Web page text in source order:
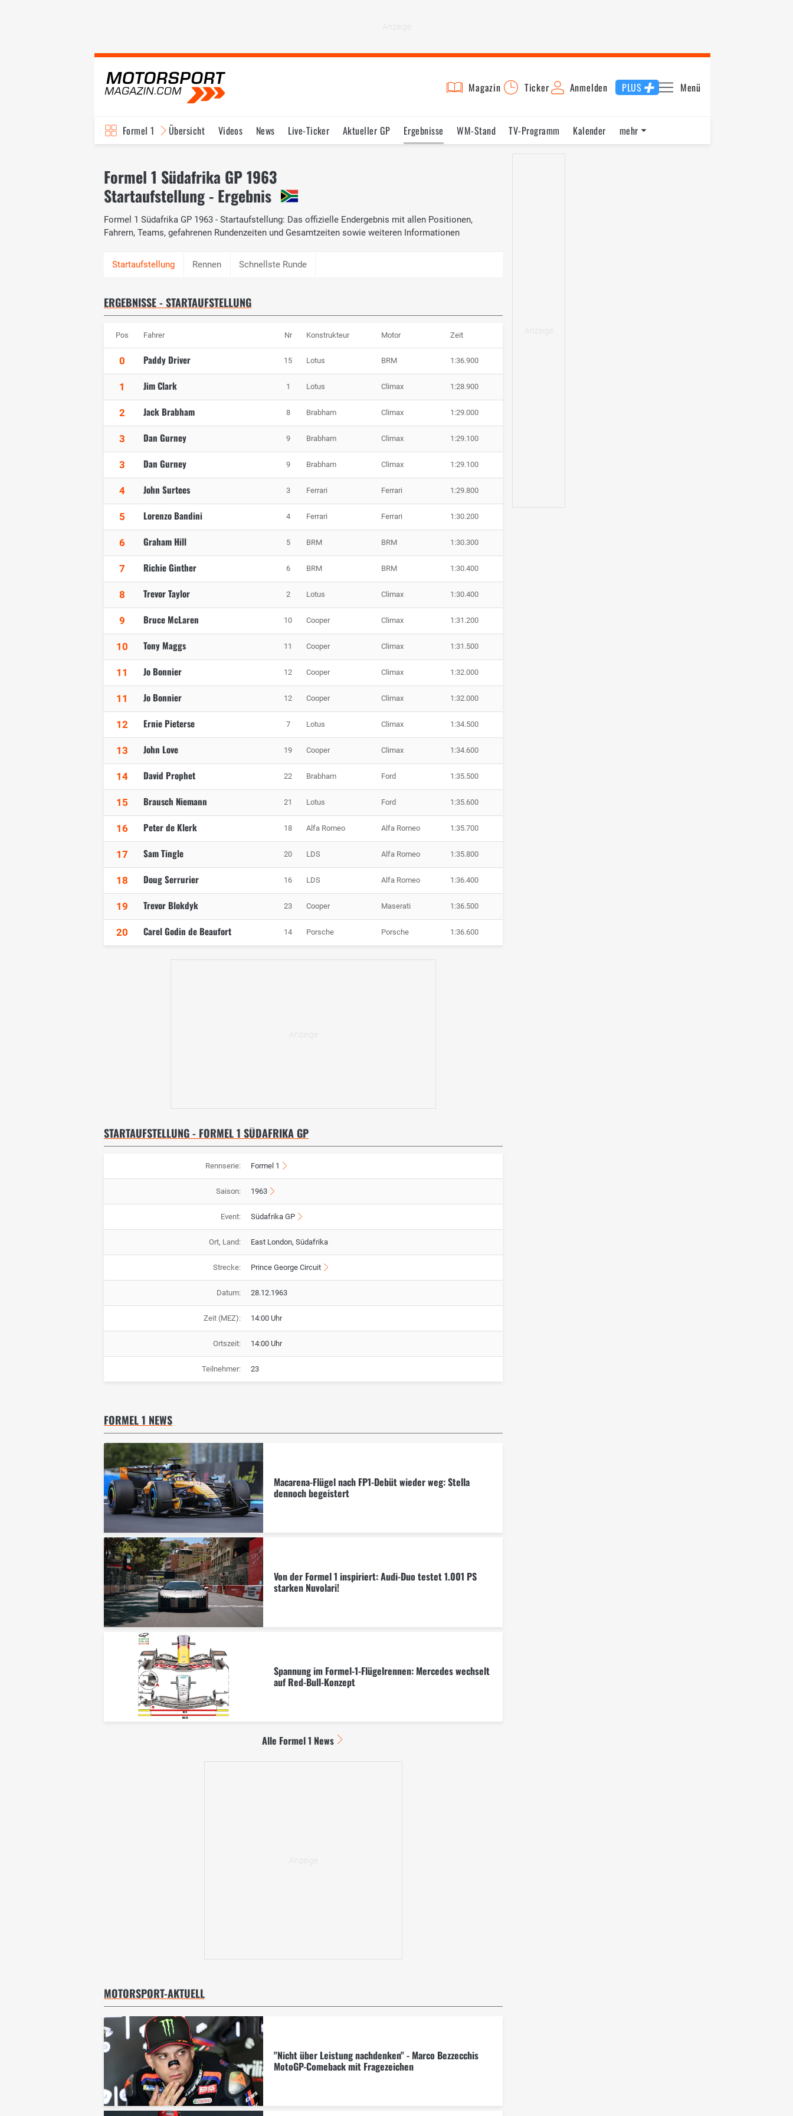
Magazin Ticker Anmelden PLUS Menü
Formel 1 Übersicht Videos News Live-Ticker Aktueller GP Ergebnisse WM-Stand TV-Programm
Kalender
mehr
Formel 1 Südafrika GP 1963
Startaufstellung - Ergebnis
Formel 1 Südafrika GP 1963 - Startaufstellung: Das offizielle Endergebnis mit allen Positionen,
Fahrern, Teams, gefahrenen Rundenzeiten und Gesamtzeiten sowie weiteren Informationen
Rennen Schnellste Runde
ERGEBNISSE - STARTAUFSTELLUNG
Pos Fahrer Nr Konstrukteur Motor Zeit
0 Paddy Driver 15 Lotus BRM 1:36.900
1 Jim Clark 1 Lotus Climax 1:28.900
2 Jack Brabham 8 Brabham Climax 1:29.000
3 Dan Gurney 9 Brabham Climax 1:29.100
3 Dan Gurney 9 Brabham Climax 1:29.100
4 John Surtees 3 Ferrari Ferrari 1:29.800
5 Lorenzo Bandini 4 Ferrari Ferrari 1:30.200
6 Graham Hill 5 BRM BRM 1:30.300
7 Richie Ginther 6 BRM BRM 1:30.400
8 Trevor Taylor 2 Lotus Climax 1:30.400
9 Bruce McLaren 10 Cooper Climax 1:31.200
10 Tony Maggs 11 Cooper Climax 1:31.500
11 Jo Bonnier 12 Cooper Climax 1:32.000
11 Jo Bonnier 12 Cooper Climax 1:32.000
12 Ernie Pieterse 7 Lotus Climax 1:34.500
13 John Love 19 Cooper Climax 1:34.600
14 David Prophet 22 Brabham Ford 1:35.500
15 Brausch Niemann 21 Lotus Ford 1:35.600
16 Peter de Klerk 18 Alfa Romeo Alfa Romeo 1:35.700
17 Sam Tingle 20 LDS Alfa Romeo 1:35.800
18 Doug Serrurier 16 LDS Alfa Romeo 1:36.400
19 Trevor Blokdyk 23 Cooper Maserati 1:36.500
20 Carel Godin de Beaufort 14 Porsche Porsche 1:36.600
STARTAUFSTELLUNG - FORMEL 1 SÜDAFRIKA GP
Rennserie: Formel 1
Saison: 1963
Event: Südafrika GP
Ort, Land: East London, Südafrika
Strecke: Prince George Circuit
Datum: 28.12.1963
Zeit (MEZ): 14:00 Uhr
Ortszeit: 14:00 Uhr
Teilnehmer: 23
FORMEL 1 NEWS
Macarena-Flügel nach FP1-Debüt wieder weg: Stella
dennoch begeistert
Von der Formel 1 inspiriert: Audi-Duo testet 1.001 PS
starken Nuvolari!
Spannung im Formel-1-Flügelrennen: Mercedes wechselt
auf Red-Bull-Konzept
Alle Formel 1 News
MOTORSPORT-AKTUELL
"Nicht über Leistung nachdenken" - Marco Bezzecchis
MotoGP-Comeback mit Fragezeichen